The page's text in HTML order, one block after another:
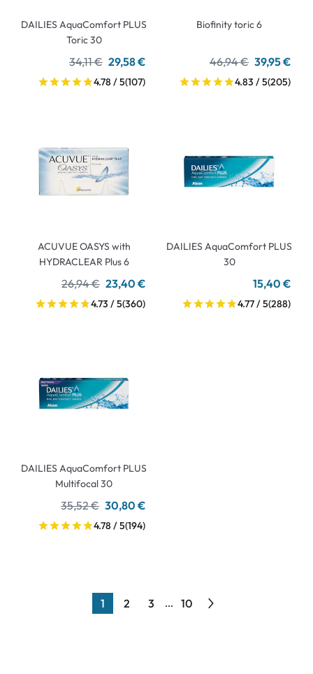
DAILIES AquaComfort PLUS
Toric 30
34,11 € 29,58 €
4.78 / 5(107)
Biofinity toric 6
46,94 € 39,95 €
4.83 / 5(205)
ACUVUE OASYS with
HYDRACLEAR Plus 6
26,94 € 23,40 €
4.73 / 5(360)
DAILIES AquaComfort PLUS
30
15,40 €
4.77 / 5(288)
DAILIES AquaComfort PLUS
Multifocal 30
35,52 € 30,80 €
4.78 / 5(194)
1 2 3 ... 10